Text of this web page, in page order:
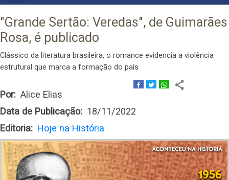
PRINCIPAL
"Grande Sertão: Veredas", de Guimarães
Rosa, é publicado
Clássico da literatura brasileira, o romance evidencia a violência
estrutural que marca a formação do país
Por
Alice Elias
Data de Publicação
18/11/2022
Editoria
Hoje na História